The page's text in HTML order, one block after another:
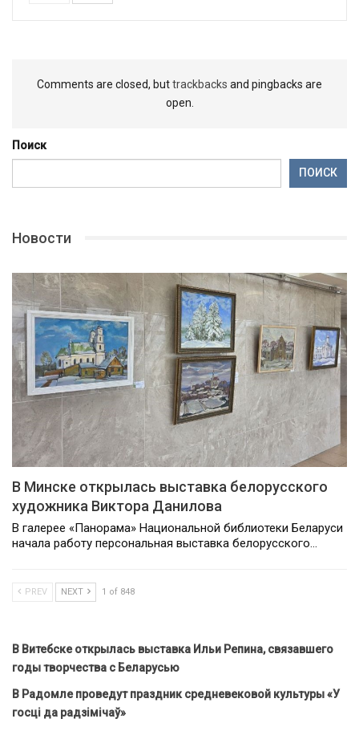
Comments are closed, buttrackbacks and pingbacks are
open.
Поиск
ПОИСК
Новости
В Минске открылась выставка белорусского
художника Виктора Данилова
В галерее «Панорама» Национальной библиотеки Беларуси
начала работу персональная выставка белорусского…
PREV NEXT 1 of 848
В Витебске открылась выставка Ильи Репина, связавшего
годы творчества с Беларусью
В Радомле проведут праздник средневековой культуры «У
госці да радзімічаў»